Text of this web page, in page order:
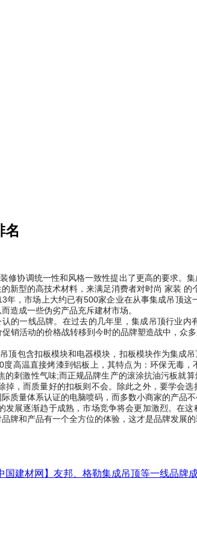
名
协调统一性和风格一致性提出了更高的要求。
新型的高技术材料，来满足消费者对时尚 家装 的
，市场上大约已有500家企业在从事集成吊顶
造成一些伪劣产品充斥建材市场。
的一线品牌。在过去的几年里，集成吊顶行业
活动的价格战转移到今时的品牌塑造战中，众
包含扣板模块和电器模块，扣板模块作为集成
高温直接烤漆到铝板上，其特点为：环保无毒
刺激性气味;而正规品牌生产的滚涂抗油污板就
，而质量好的扣板则不会。除此之外，要学会
量体系认证的电脑喷码，而多数小商家的产品不
展逐渐趋于成熟，市场竞争将会更加激烈。在
牌和产品有一个全方位的体验，这才是品牌发展的
国建材网】友邦、格勒集成吊顶等一线品牌